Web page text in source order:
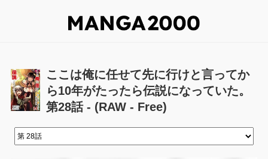
ここは俺に任せて先に行けと言ってか
ら10年がたったら伝説になっていた。
第28話 - (RAW - Free)